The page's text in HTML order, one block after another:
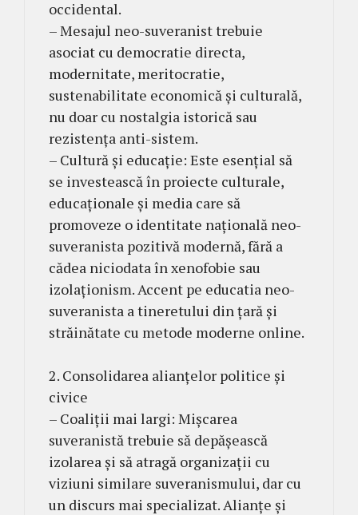
occidental.
– Mesajul neo-suveranist trebuie
asociat cu democratie directa,
modernitate, meritocratie,
sustenabilitate economică și culturală,
nu doar cu nostalgia istorică sau
rezistența anti-sistem.
– Cultură și educație: Este esențial să
se investească în proiecte culturale,
educaționale și media care să
promoveze o identitate națională neo-
suveranista pozitivă modernă, fără a
cădea niciodata în xenofobie sau
izolaționism. Accent pe educatia neo-
suveranista a tineretului din țară și
străinătate cu metode moderne online.
2. Consolidarea alianțelor politice și
civice
– Coaliții mai largi: Mișcarea
suveranistă trebuie să depășească
izolarea și să atragă organizații cu
viziuni similare suveranismului, dar cu
un discurs mai specializat. Alianțe și